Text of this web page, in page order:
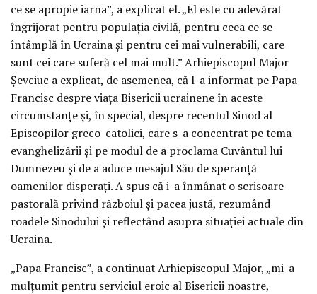
ce se apropie iarna”, a explicat el. „El este cu adevărat
îngrijorat pentru populația civilă, pentru ceea ce se
întâmplă în Ucraina și pentru cei mai vulnerabili, care
sunt cei care suferă cel mai mult.” Arhiepiscopul Major
Șevciuc a explicat, de asemenea, că l-a informat pe Papa
Francisc despre viața Bisericii ucrainene în aceste
circumstanțe și, în special, despre recentul Sinod al
Episcopilor greco-catolici, care s-a concentrat pe tema
evanghelizării și pe modul de a proclama Cuvântul lui
Dumnezeu și de a aduce mesajul Său de speranță
oamenilor disperați. A spus că i-a înmânat o scrisoare
pastorală privind războiul și pacea justă, rezumând
roadele Sinodului și reflectând asupra situației actuale din
Ucraina.
„Papa Francisc”, a continuat Arhiepiscopul Major, „mi-a
mulțumit pentru serviciul eroic al Bisericii noastre,